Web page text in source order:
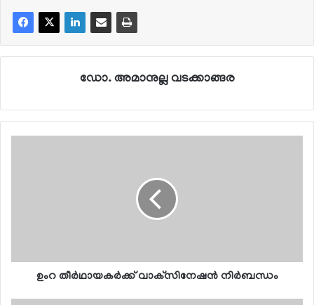
ഡോ. അമാനുല്ല വടക്കാങ്ങര
ഉംറ തീര്‍ഥായകര്‍ക്ക് വാക്‌സിനേഷന്‍ നിര്‍ബന്ധം